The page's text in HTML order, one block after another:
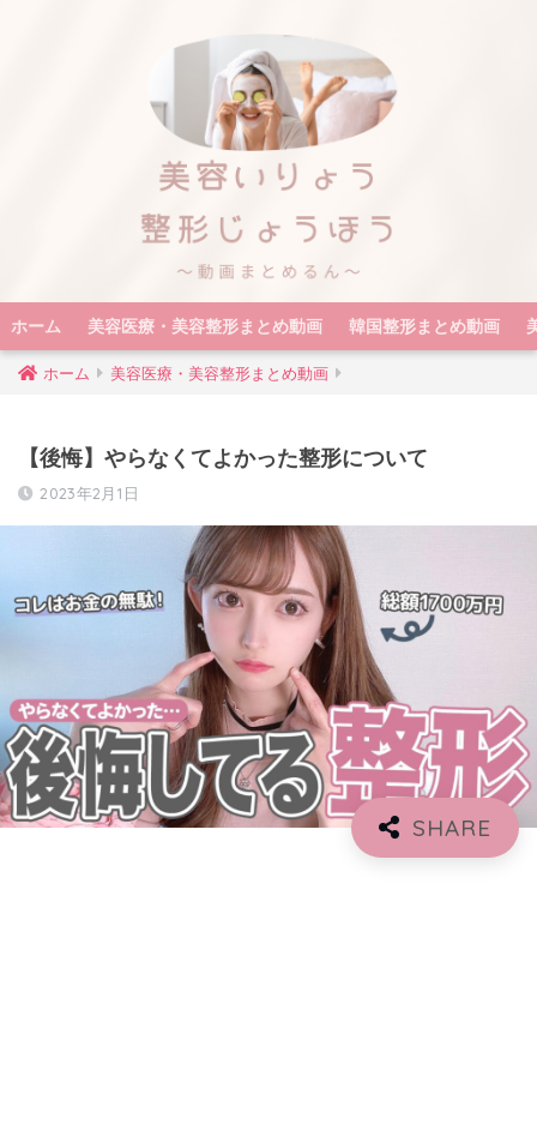
ホーム 美容医療・美容整形まとめ動画 韓国整形まとめ動画
ホーム 美容医療・美容整形まとめ動画
【後悔】やらなくてよかった整形について
2023年2月1日